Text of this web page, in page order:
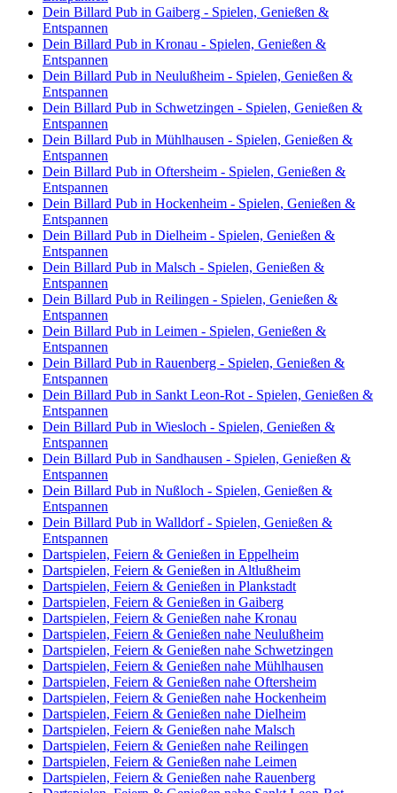
Dein Billard Pub in Gaiberg - Spielen, Genießen &
Entspannen
Dein Billard Pub in Kronau - Spielen, Genießen &
Entspannen
Dein Billard Pub in Neulußheim - Spielen, Genießen &
Entspannen
Dein Billard Pub in Schwetzingen - Spielen, Genießen &
Entspannen
Dein Billard Pub in Mühlhausen - Spielen, Genießen &
Entspannen
Dein Billard Pub in Oftersheim - Spielen, Genießen &
Entspannen
Dein Billard Pub in Hockenheim - Spielen, Genießen &
Entspannen
Dein Billard Pub in Dielheim - Spielen, Genießen &
Entspannen
Dein Billard Pub in Malsch - Spielen, Genießen &
Entspannen
Dein Billard Pub in Reilingen - Spielen, Genießen &
Entspannen
Dein Billard Pub in Leimen - Spielen, Genießen &
Entspannen
Dein Billard Pub in Rauenberg - Spielen, Genießen &
Entspannen
Dein Billard Pub in Sankt Leon-Rot - Spielen, Genießen &
Entspannen
Dein Billard Pub in Wiesloch - Spielen, Genießen &
Entspannen
Dein Billard Pub in Sandhausen - Spielen, Genießen &
Entspannen
Dein Billard Pub in Nußloch - Spielen, Genießen &
Entspannen
Dein Billard Pub in Walldorf - Spielen, Genießen &
Entspannen
Dartspielen, Feiern & Genießen in Eppelheim
Dartspielen, Feiern & Genießen in Altlußheim
Dartspielen, Feiern & Genießen in Plankstadt
Dartspielen, Feiern & Genießen in Gaiberg
Dartspielen, Feiern & Genießen nahe Kronau
Dartspielen, Feiern & Genießen nahe Neulußheim
Dartspielen, Feiern & Genießen nahe Schwetzingen
Dartspielen, Feiern & Genießen nahe Mühlhausen
Dartspielen, Feiern & Genießen nahe Oftersheim
Dartspielen, Feiern & Genießen nahe Hockenheim
Dartspielen, Feiern & Genießen nahe Dielheim
Dartspielen, Feiern & Genießen nahe Malsch
Dartspielen, Feiern & Genießen nahe Reilingen
Dartspielen, Feiern & Genießen nahe Leimen
Dartspielen, Feiern & Genießen nahe Rauenberg